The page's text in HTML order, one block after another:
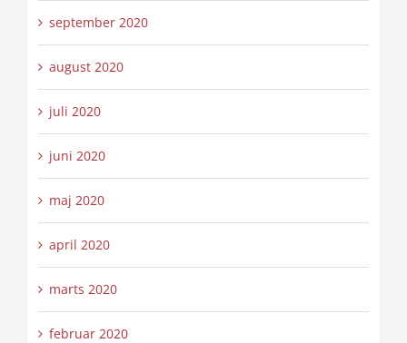
september 2020
august 2020
juli 2020
juni 2020
maj 2020
april 2020
marts 2020
februar 2020